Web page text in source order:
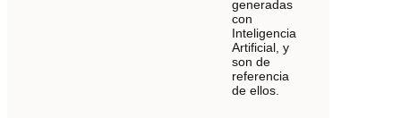
generadas
con
Inteligencia
Artificial, y
son de
referencia
de ellos.